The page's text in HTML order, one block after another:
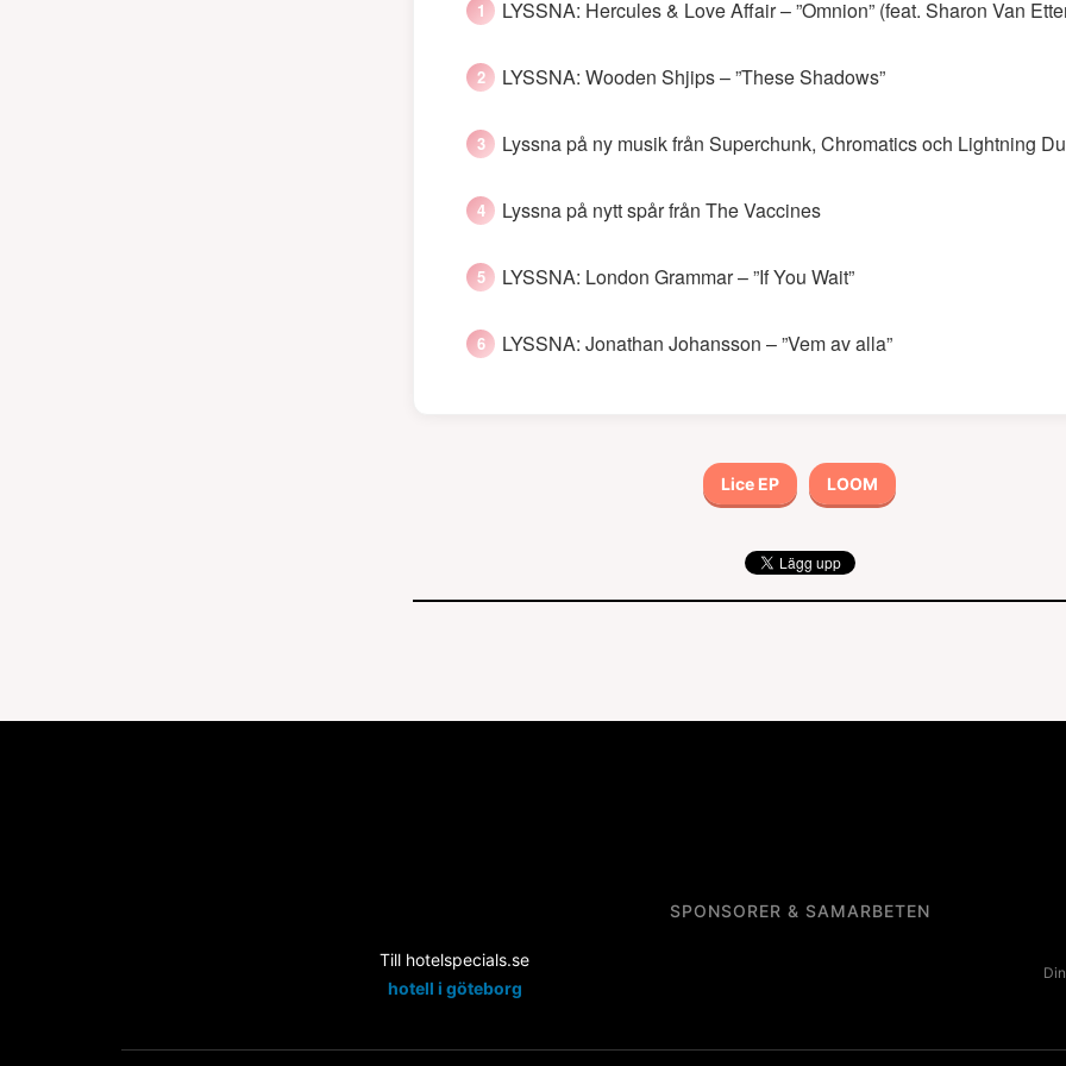
LYSSNA: Hercules & Love Affair – ”Omnion” (feat. Sharon Van
LYSSNA: Wooden Shjips – ”These Shadows”
Lyssna på ny musik från Superchunk, Chromatics och Lightning
Lyssna på nytt spår från The Vaccines
LYSSNA: London Grammar – ”If You Wait”
LYSSNA: Jonathan Johansson – ”Vem av alla”
Lice EP LOOM
SPONSORER & SAMARBETEN
Till hotelspecials.se
hotell i göteborg